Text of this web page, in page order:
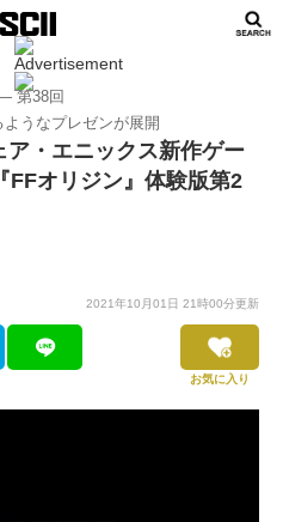
第38回
うなプレゼンが展開
・エニックス新作ゲー
FFオリジン』体験版第2
2021年10月01日 21時00分更新
お気に入り